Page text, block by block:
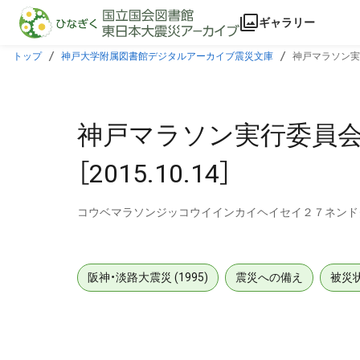
本文に飛ぶ
ギャラリー
トップ 神戸大学附属図書館デジタルアーカイブ震災文庫 神戸マラソン
神戸マラソン実行委員
［2015.10.14］
コウベマラソンジッコウイインカイヘイセイ２７ネン
阪神・淡路大震災 (1995) 震災への備え 被災